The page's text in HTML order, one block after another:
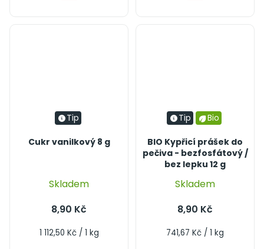
Tip
Cukr vanilkový 8 g
Skladem
8,90 Kč
Měrná
1 112,50 Kč / 1 kg
Tip Bio
BIO Kypřicí prášek do
pečiva - bezfosfátový /
bez lepku 12 g
Průměrné
hodnocení
produktu
je
4,2
Skladem
8,90 Kč
Měrná
741,67 Kč / 1 kg